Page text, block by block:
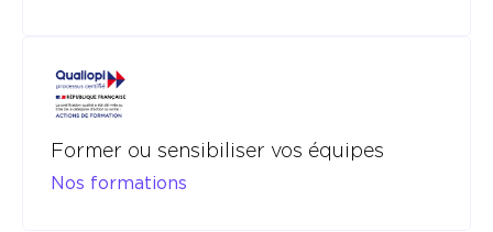
Former ou sensibiliser vos équipes
Nos formations